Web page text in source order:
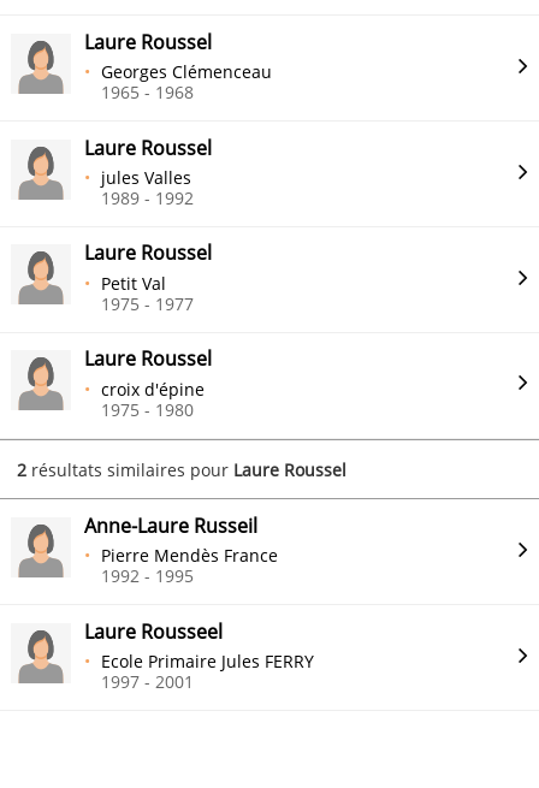
Laure Roussel
Georges Clémenceau
1965 - 1968
Laure Roussel
jules Valles
1989 - 1992
Laure Roussel
Petit Val
1975 - 1977
Laure Roussel
croix d'épine
1975 - 1980
2 résultats similaires pour Laure Roussel
Anne-Laure Russeil
Pierre Mendès France
1992 - 1995
Laure Rousseel
Ecole Primaire Jules FERRY
1997 - 2001